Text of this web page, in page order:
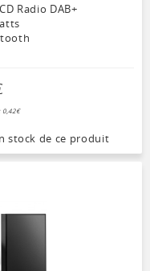
Radio DAB+
stock de ce produit